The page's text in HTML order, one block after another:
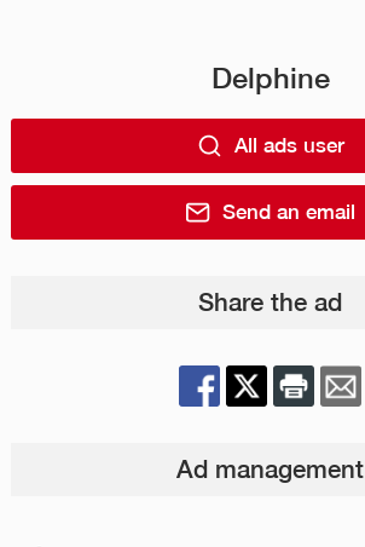
Delphine
All ads user
Send an email
Share the ad
Ad management